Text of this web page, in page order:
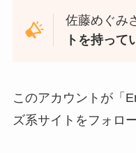
佐藤めぐみ
トを持って
このアカウントが「
ズ系サイトをフォロー